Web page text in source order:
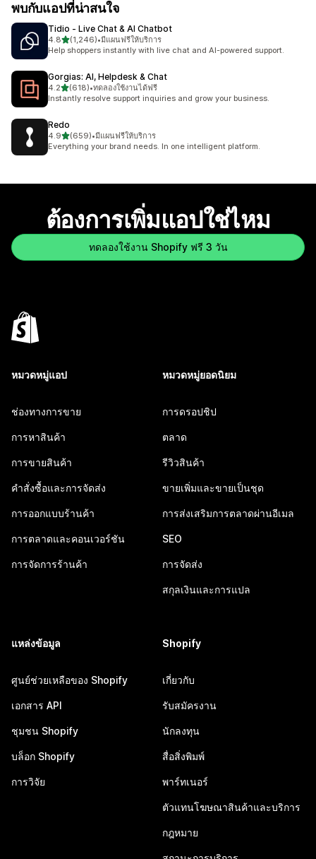
พบกับแอปที่น่าสนใจ
Tidio ‑ Live Chat & AI Chatbot
4.8เต็ม 5 ดาว
(1,246)
ทั้งหมด 1246 รีวิว
•มีแผนฟรีให้บริการ
Help shoppers instantly with live chat and AI-powered support.
Gorgias: AI, Helpdesk & Chat
4.2เต็ม 5 ดาว
(618)
ทั้งหมด 618 รีวิว
•ทดลองใช้งานได้ฟรี
Instantly resolve support inquiries and grow your business.
Redo
4.9เต็ม 5 ดาว
(659)
ทั้งหมด 659 รีวิว
•มีแผนฟรีให้บริการ
Everything your brand needs. In one intelligent platform.
ต้องการเพิ่มแอปใช่ไหม
ทดลองใช้งาน Shopify ฟรี 3 วัน
หมวดหมู่แอป
ช่องทางการขาย
การหาสินค้า
การขายสินค้า
คำสั่งซื้อและการจัดส่ง
การออกแบบร้านค้า
การตลาดและคอนเวอร์ชัน
การจัดการร้านค้า
หมวดหมู่ยอดนิยม
การดรอปชิป
ตลาด
รีวิวสินค้า
ขายเพิ่มและขายเป็นชุด
การส่งเสริมการตลาดผ่านอีเมล
SEO
การจัดส่ง
สกุลเงินและการแปล
แหล่งข้อมูล
ศูนย์ช่วยเหลือของ Shopify
เอกสาร API
ชุมชน Shopify
บล็อก Shopify
การวิจัย
Shopify
เกี่ยวกับ
รับสมัครงาน
นักลงทุน
สื่อสิ่งพิมพ์
พาร์ทเนอร์
ตัวแทนโฆษณาสินค้าและบริการ
กฎหมาย